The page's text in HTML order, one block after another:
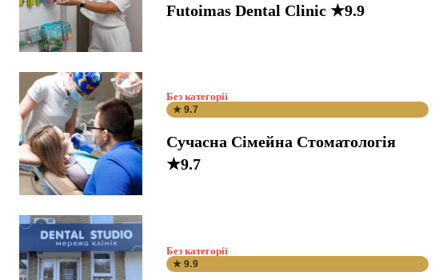
Futoimas Dental Clinic ★9.9
Без категорії
★ 9.7
Сучасна Сімейна Стоматологія
★9.7
Без категорії
★ 9.9